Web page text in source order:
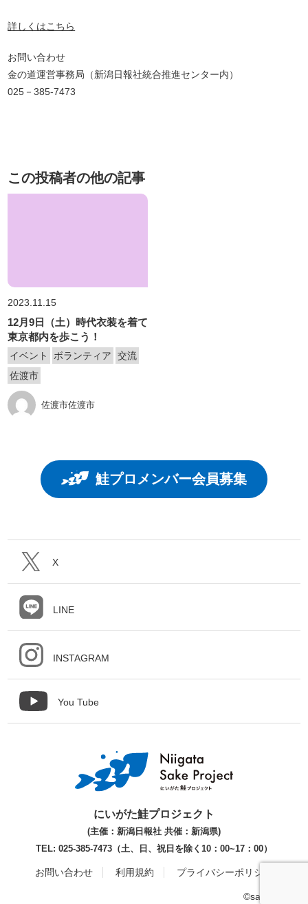
詳しくはこちら
お問い合わせ
金の道運営事務局（新潟日報社統合推進センター内）
025－385-7473
この投稿者の他の記事
2023.11.15
12月9日（土）時代衣装を着て
東京都内を歩こう！
イベント ボランティア
交流
佐渡市
佐渡市佐渡市
鮭プロメンバー会員募集
X
LINE
INSTAGRAM
You Tube
にいがた鮭プロジェクト
(主催：新潟日報社 共催：新潟県)
TEL: 025-385-7473（土、日、祝日を除く10：00~17：00）
お問い合わせ 利用規約 プライバシーポリシー
©sakeproject